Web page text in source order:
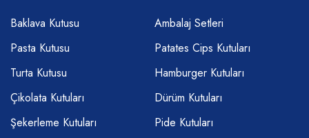
Baklava Kutusu
Pasta Kutusu
Turta Kutusu
Çikolata Kutuları
Şekerleme Kutuları
Ambalaj Setleri
Patates Cips Kutuları
Hamburger Kutuları
Dürüm Kutuları
Pide Kutuları